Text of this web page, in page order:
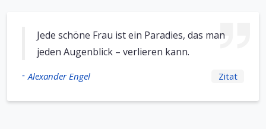
Jede schöne Frau ist ein Paradies, das man
jeden Augenblick – verlieren kann.
- Alexander Engel Zitat